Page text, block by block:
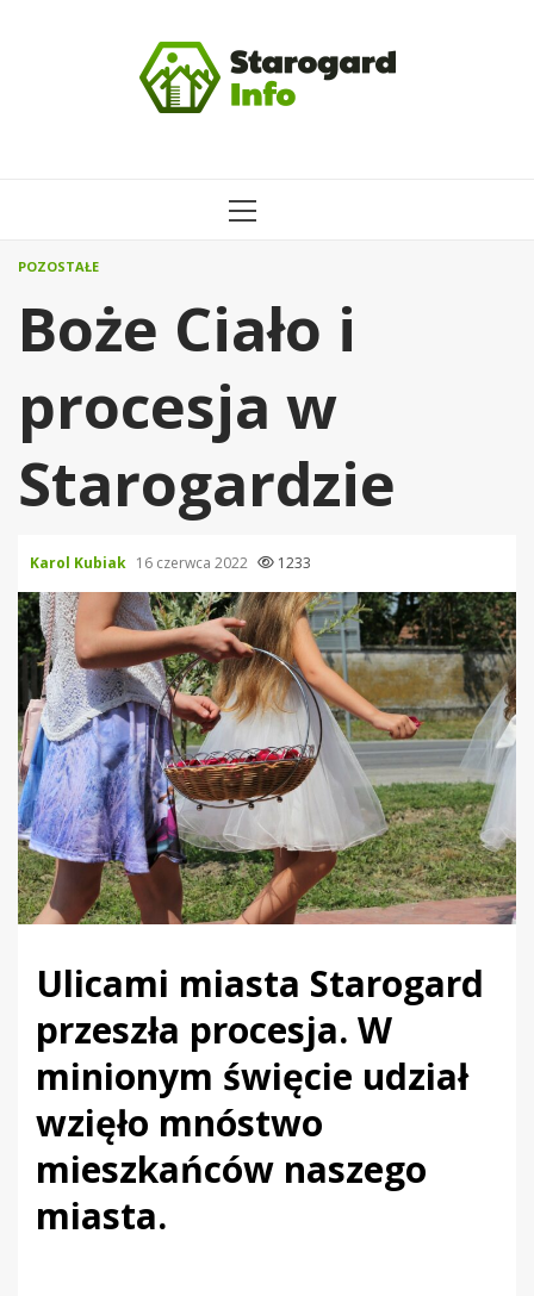
MENU
POZOSTAŁE
Boże Ciało i
procesja w
Starogardzie
Karol Kubiak 16 czerwca 2022 1233
Ulicami miasta Starogard
przeszła procesja. W
minionym święcie udział
wzięło mnóstwo
mieszkańców naszego
miasta.